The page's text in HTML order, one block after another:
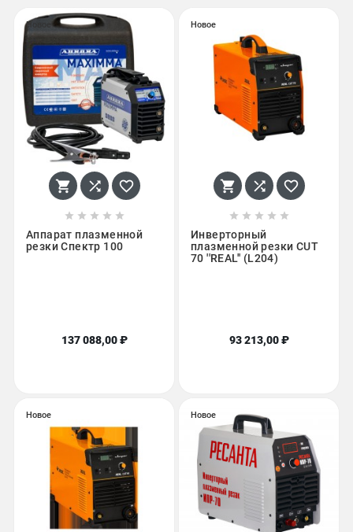
Новое
  
    
Аппарат плазменной
резки Спектр 100
137 088,00 ₽
Новое
  
    
Инверторный
плазменной резки CUT
70 ''REAL'' (L204)
93 213,00 ₽
Новое Новое